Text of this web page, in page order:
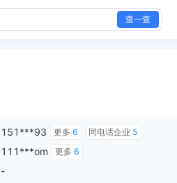
查一查
151***93 更多 6 同电话企业 5
111***om 更多 6
-